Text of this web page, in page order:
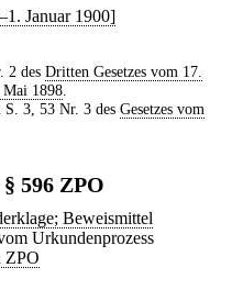
Januar 1900]
2 des Dritten Gesetzes vom 17.
Mai 1898
3, 53 Nr. 3 des Gesetzes vom
596 ZPO
Beweismittel
Urkundenprozess
ZPO